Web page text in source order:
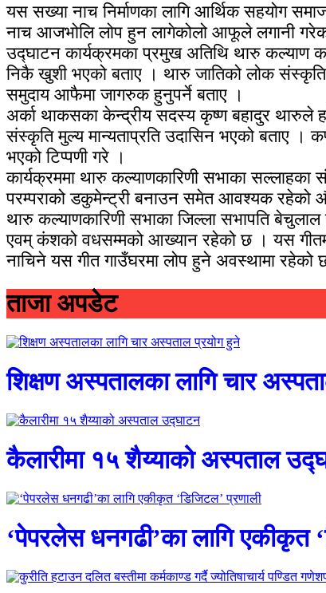
यस सख्या नाच निर्माणका लागि आर्थिक सहयोग
नाच आजभोलि लोप हुन लागेकोलो आफूले लगानी गरेको
उद्घाटन कार्यक्रमका प्रमुख अतिथि थारु कल्याण
निकै खुशी भएको बताए । थारु जातिको लोक
समुदाय आफैमा जागरुक हुनुपर्ने बताए ।
अर्का थाकसका केन्द्रीय सदस्य कृष्ण बहादुर थारुले
संस्कृति मुल्य मान्यताप्रति उदासिन भएको बताए ।
भएको टिप्पणी गरे ।
कार्यक्रममा थारु कल्याणकारिणी सभाका
परम्पराको डकुमेन्ट्री बनाउन समेत आवश्यक रहेको
थारु कल्याणकारिणी सभाका जिल्ला सभापति बेचुलाल
एवम् कंशको वधसम्मको आख्यान रहेको छ । यस
नाचिने यस गीत गाउँघरमा लोप हुने अवस्थामा रहेको
ताजा अपडेट
शिक्षण अस्पतालका लागि चार
कैलारीमा १५ शैय्याको अस्पताल
‘पेपरलेस धनगढी’का लागि एकीकृत